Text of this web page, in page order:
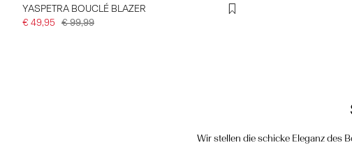
YASPETRA BOUCLÉ BLAZER
€ 49,95 € 99,99
Wir stellen die schicke Eleganz des